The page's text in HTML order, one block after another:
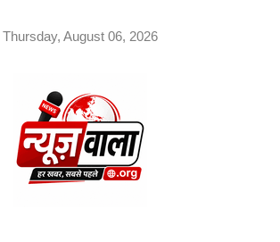
Thursday, August 06, 2026